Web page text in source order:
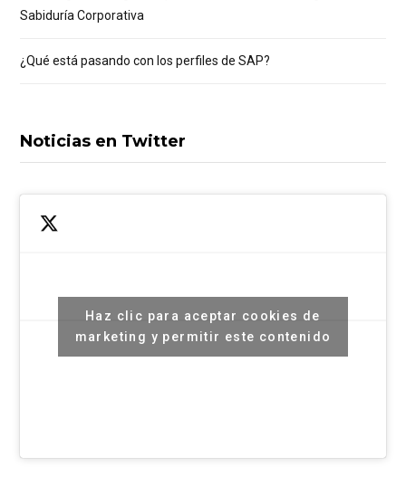
Sabiduría Corporativa
¿Qué está pasando con los perfiles de SAP?
Noticias en Twitter
Haz clic para aceptar cookies de
marketing y permitir este contenido